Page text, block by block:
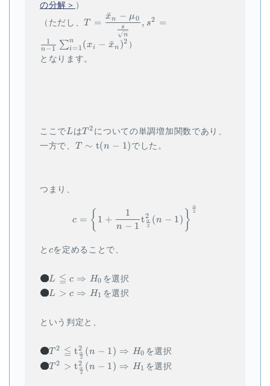
の分解＞ ）
（ただし、T =
\dfrac{\bar{x}_n-
\mu_0}{\frac{s}
{\sqrt{n}}}, s^2
= \frac{1}{n-1}
T =
n
s
x
ˉn − μ0 , s2 =
n− 1
1 ∑i=1
n (xi − x
ˉn )2 ）
となります。
ここでL
L はT^2
T2 についての単調増加関数であり、
一方で、 T
T ∼ t(n − 1) でした。
つまり、
\begin{aligned} c =
c = { 1 +
n − 1
1
t
2
α
2 (n − 1 ) } 2
n
と c
cを定めることで、
L \leqq c
\Rightarrow
L ≦ c ⇒ H_0
H0 を選択
L \gt c
L > c ⇒ H_1
H1 を選択
という判定と、
T^2 \leqq
\t_{\frac{\alpha}
{2}}^2 (n-1)
T2 ≦ t
2
α
2 (n − 1) ⇒ H_0
H0 を選択
T^2 \gt
\t_{\frac{\alpha}
T2 > t
2
α
2 (n − 1) ⇒ H_1
H1 を選択